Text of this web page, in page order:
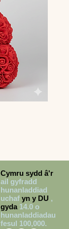
Cymru sydd â'r
ail gyfradd
hunanladdiad
uchaf yn y DU ,
gyda 14.0 o
hunanladdiadau
fesul 100,000.